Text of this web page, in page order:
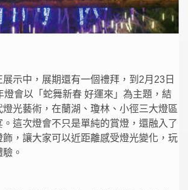
示中，展期還有一個禮拜，到2月23日
燈會以「蛇舞新春 好運來」為主題，結
光藝術，在蘭湖、瓊林、小徑三大燈區
這次燈會不只是單純的賞燈，還融入了
飾，讓大家可以近距離感受燈光變化，玩
。